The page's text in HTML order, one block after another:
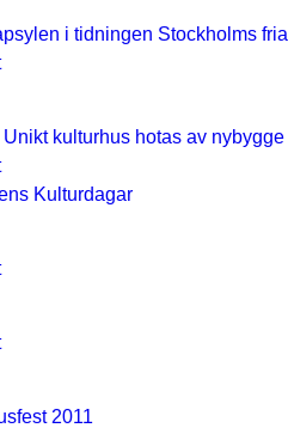
i tidningen Stockholms fria
kulturhus hotas av nybygge
Kulturdagar
2011